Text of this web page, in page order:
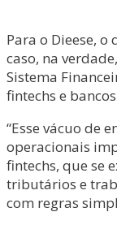
Para o Dieese,
caso, na
Sistema
fintechs e
“Esse vácuo de
operacionais
fintechs, que se
tributários e
com regras